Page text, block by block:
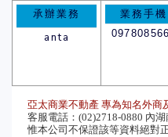
承辦業務
anta
業務手機
亞太商業不動產 專為知名外商
客服電話：(02)2718-0880 內
惟本公司不保證該等資料絕對